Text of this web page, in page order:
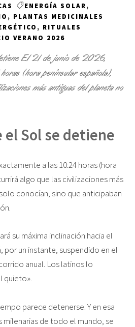
ENERGÍA SOLAR,
, PLANTAS MEDICINALES
, RITUALES
VERANO 2026
El 21 de junio de 2026,
(hora peninsular española),
más antiguas del planeta no
el Sol se detiene
a las 10:24 horas (hora
algo que las civilizaciones más
conocían, sino que anticipaban
su máxima inclinación hacia el
por un instante, suspendido en el
anual. Los latinos lo
quieto».
parece detenerse. Y en esa
milenarias de todo el mundo, se